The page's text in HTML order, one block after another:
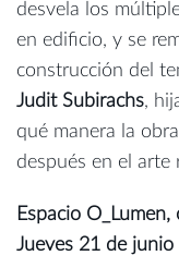
desvela los
en edificio, y se
construcción del
Judit Subirachs,
qué manera la
después en el arte
Espacio
Jueves 21 de junio